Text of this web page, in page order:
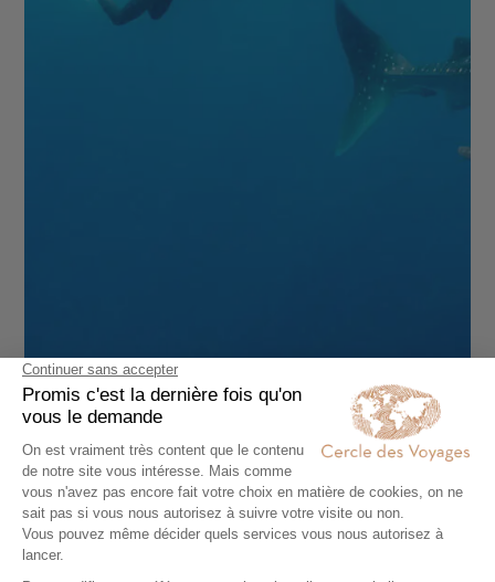
Observation des requins baleines au
Constance Moofushi
10 jours - À partir de4700 €/pers